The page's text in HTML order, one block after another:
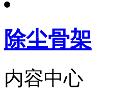
除尘骨架
内容中心